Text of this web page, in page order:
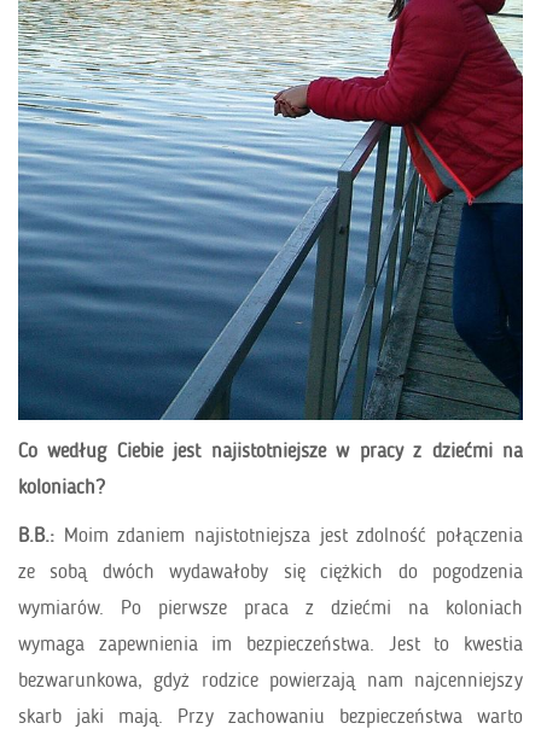
Co według Ciebie jest najistotniejsze w pracy z dziećmi na
koloniach?
B.B.: Moim zdaniem najistotniejsza jest zdolność połączenia
ze sobą dwóch wydawałoby się ciężkich do pogodzenia
wymiarów. Po pierwsze praca z dziećmi na koloniach
wymaga zapewnienia im bezpieczeństwa. Jest to kwestia
bezwarunkowa, gdyż rodzice powierzają nam najcenniejszy
skarb jaki mają. Przy zachowaniu bezpieczeństwa warto